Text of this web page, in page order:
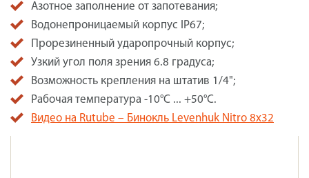
Азотное заполнение от запотевания;
Водонепроницаемый корпус IP67;
Прорезиненный ударопрочный корпус;
Узкий угол поля зрения 6.8 градуса;
Возможность крепления на штатив 1/4";
Рабочая температура -10°C ... +50°C.
Видео на Rutube – Бинокль Levenhuk Nitro 8x32